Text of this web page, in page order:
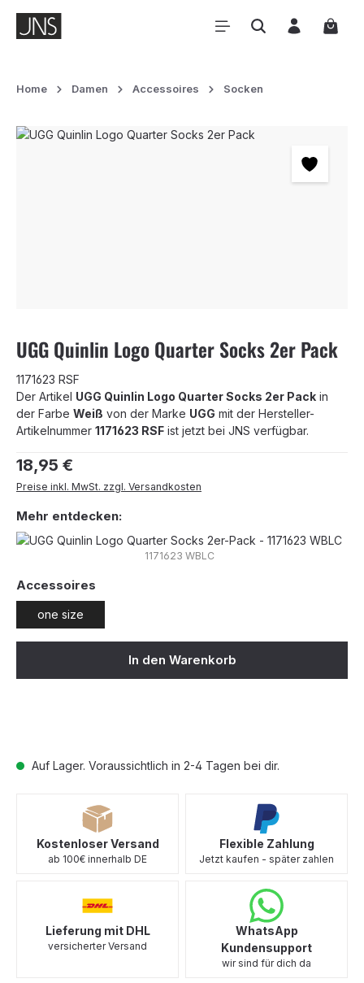
Zum Hauptinhalt springen
Home Damen Accessoires Socken
Bildergalerie überspringen
UGG Quinlin Logo Quarter Socks 2er Pack
1171623 RSF
Der Artikel UGG Quinlin Logo Quarter Socks 2er Pack in
der Farbe Weiß von der Marke UGG mit der Hersteller-
Artikelnummer 1171623 RSF ist jetzt bei JNS verfügbar.
Regulärer Preis:
18,95 €
Preise inkl. MwSt. zzgl. Versandkosten
Auf Lager. Voraussichtlich in 2-4 Tagen bei dir.
Mehr entdecken:
1171623 WBLC
Accessoires
one size
In den Warenkorb
Kostenloser Versand
ab 100€ innerhalb DE
Flexible Zahlung
Jetzt kaufen - später zahlen
Lieferung mit DHL
versicherter Versand
WhatsApp
Kundensupport
wir sind für dich da